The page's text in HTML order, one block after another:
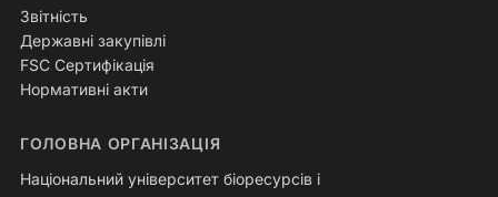
Звітність
Державні закупівлі
FSC Сертифікація
Нормативні акти
ГОЛОВНА ОРГАНІЗАЦІЯ
Національний університет біоресурсів і